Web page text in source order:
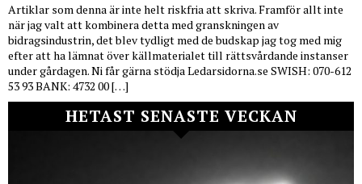
Artiklar som denna är inte helt riskfria att skriva. Framför allt inte
när jag valt att kombinera detta med granskningen av
bidragsindustrin, det blev tydligt med de budskap jag tog med mig
efter att ha lämnat över källmaterialet till rättsvårdande instanser
under gårdagen. Ni får gärna stödja Ledarsidorna.se SWISH: 070-612
53 93 BANK: 4732 00 […]
HETAST SENASTE VECKAN